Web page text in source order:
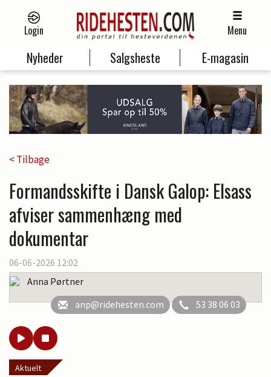
Login Menu
Nyheder Salgsheste E-magasin
< Tilbage
Formandsskifte i Dansk Galop: Elsass
afviser sammenhæng med
dokumentar
06-06-2026 12:02
Anna Pørtner
anp@ridehesten.com
53 38 06 03
Aktuelt